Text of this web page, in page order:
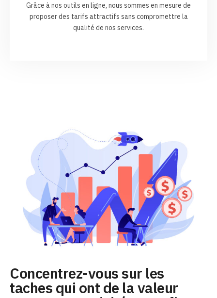
Grâce à nos outils en ligne, nous sommes en mesure de
proposer des tarifs attractifs sans compromettre la
qualité de nos services.
Concentrez-vous sur les
taches qui ont de la valeur